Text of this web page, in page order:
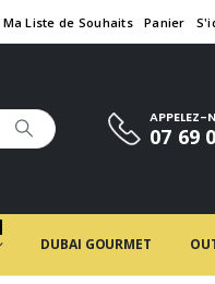
Ma Liste de Souhaits Panier
APPELEZ-
07 69
DUBAI GOURMET